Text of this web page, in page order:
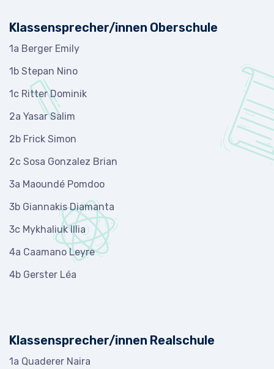
Klassensprecher/innen Oberschule
1a Berger Emily
1b Stepan Nino
1c Ritter Dominik
2a Yasar Salim
2b Frick Simon
2c Sosa Gonzalez Brian
3a Maoundé Pomdoo
3b Giannakis Diamanta
3c Mykhaliuk Illia
4a Caamano Leyre
4b Gerster Léa
Klassensprecher/innen Realschule
1a Quaderer Naira